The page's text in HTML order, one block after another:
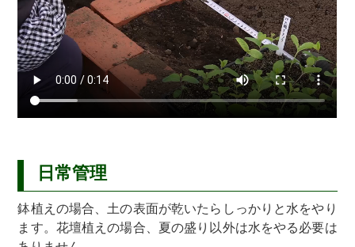
日常管理
鉢植えの場合、土の表面が乾いたらしっかりと水をやり
ます。花壇植えの場合、夏の盛り以外は水をやる必要は